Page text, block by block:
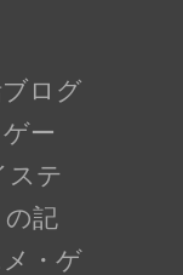
ログ
ー
ステ
の記
・ゲ